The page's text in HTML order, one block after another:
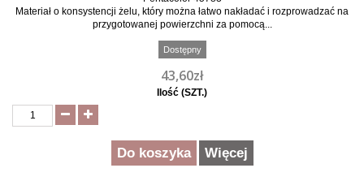
Materiał o konsystencji żelu, który można łatwo nakładać i rozprowadzać na
przygotowanej powierzchni za pomocą...
Dostępny
43,60zł
Ilość (SZT.)
Do koszyka Więcej